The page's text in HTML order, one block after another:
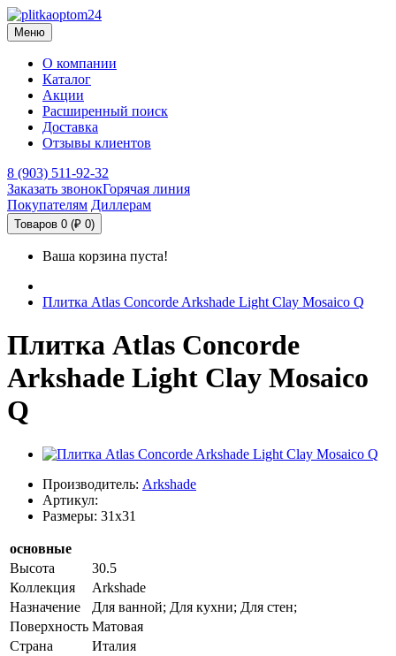
Меню
О компании
Каталог
Акции
Расширенный поиск
Доставка
Отзывы клиентов
8 (903) 511-92-32
Заказать звонокГорячая линия
Покупателям Диллерам
Товаров 0 (₽ 0)
Ваша корзина пуста!
Плитка Atlas Concorde Arkshade Light Clay Mosaico Q
Плитка Atlas Concorde
Arkshade Light Clay Mosaico
Q
Производитель: Arkshade
Артикул:
Размеры: 31x31
основные
Высота
30.5
Коллекция
Arkshade
Назначение
Для ванной; Для кухни; Для стен;
Поверхность Матовая
Страна
Италия